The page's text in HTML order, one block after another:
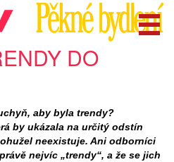
DO
aby byla trendy?
by ukázala na určitý odstín
neexistuje. Ani odborníci
nejvíc „trendy“, a že se jich